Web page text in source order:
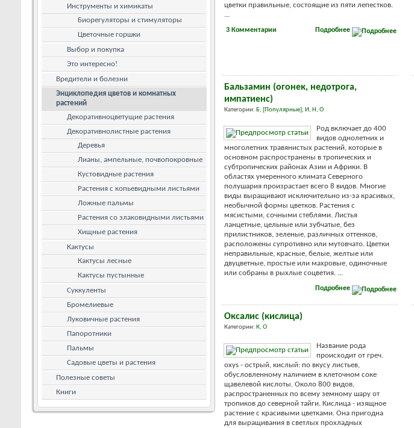
цветки правильные, состоящие из пяти лепестков.
Подробнее
3 Комментарии
Бальзамин (огонек, недотрога,
импатиенс)
Категории: Б, [Популярные], И, Н, О
Род включает до 400
видов однолетних и
многолетних травянистых растений, которые в
основном распространены в тропических и
субтропических районах Азии и Африки. В
областях умеренного климата Северного
полушария произрастает всего 8 видов. Многие
виды выращивают исключительно из-за красивых,
необычной формы цветков. Растения с
мясистыми, сочными стеблями. Листья
ланцетные, цельные или зубчатые, без
прилистников, зеленые, различных оттенков,
расположены супротивно или мутовчато. Цветки
неправильные, красные, белые, желтые или
двуцветные, простые или махровые, одиночные
или собраны в рыхлые соцветия. ...
Подробнее
Оксалис (кислица)
Категории: К, О
Название рода
происходит от греч.
oxys - острый, кислый: по вкусу листьев,
обуcловленному наличием в клеточном соке
щавелевой кислоты. Около 800 видов,
распространенных по всему земному шару от
тропиков до северной тайги. Кислица - изящное
растение с красивыми цветками. Она пригодна
для выращивания в светлых прохладных
Инструменты и химикаты
Биорегуляторы и стимуляторы
Цветочные горшки
Выбор и покупка
Это интересно!
Вредители и болезни
Энциклопедия цветов и комнатных
растений
Декоративноцветущие растения
Декоративнолистные растения
Деревья
Лианы, ампельные, почвопокровные
Кустовидные растения
Растения с копьевидными листьями
Ложные пальмы
Растения со злаковидными листьями
Хищные растения
Кактусы
Кактусы лесные
Кактусы пустынные
Суккуленты
Бромелиевые
Луковичные растения
Папоротники
Пальмы
Садовые цветы и растения
Полезные советы
Книги